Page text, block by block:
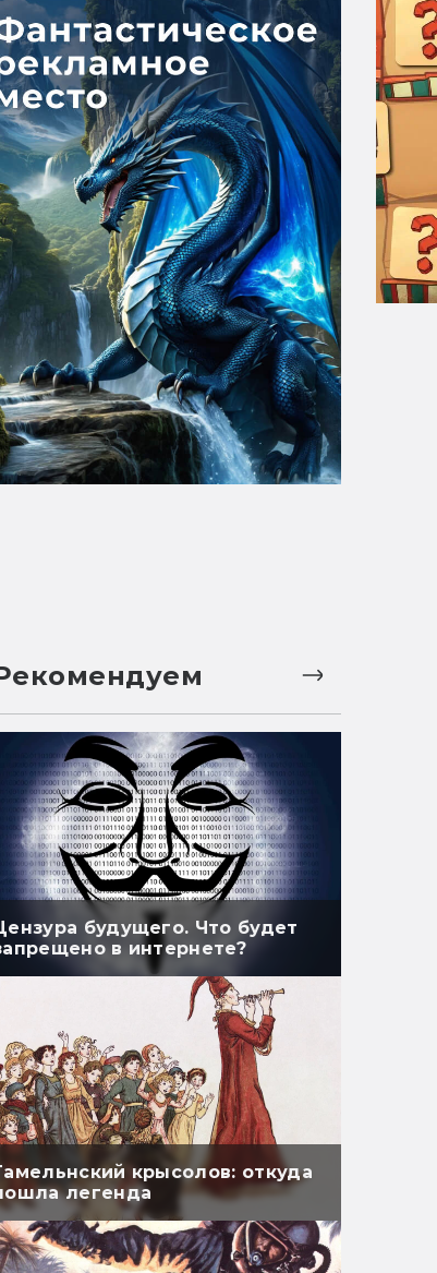
будущего. Что будет
в интернете?
крысолов: откуда
легенда